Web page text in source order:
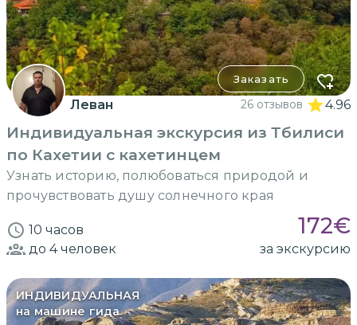
Заказать
Леван 26 отзывов 4.96
Индивидуальная экскурсия из Тбилиси
по Кахетии с кахетинцем
Узнать историю, полюбоваться природой и
прочувствовать душу солнечного края
10 часов 172€
до 4человек за экскурсию
ИНДИВИДУАЛЬНАЯ
на машине гида